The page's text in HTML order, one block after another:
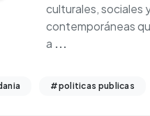
culturales, sociales
contemporáneas
a ...
#politicas publicas